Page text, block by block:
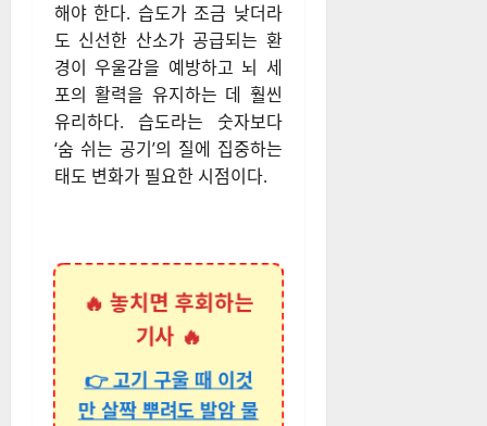
해야 한다. 습도가 조금 낮더라
도 신선한 산소가 공급되는 환
경이 우울감을 예방하고 뇌 세
포의 활력을 유지하는 데 훨씬
유리하다. 습도라는 숫자보다
‘숨 쉬는 공기’의 질에 집중하는
태도 변화가 필요한 시점이다.
🔥 놓치면 후회하는
기사 🔥
👉 고기 구울 때 이것
만 살짝 뿌려도 발암 물